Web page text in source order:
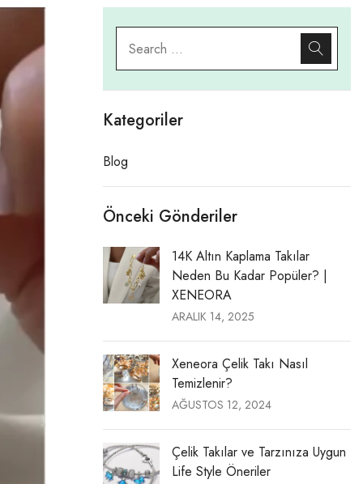
Kategoriler
Blog
Önceki Gönderiler
14K Altın Kaplama Takılar
Neden Bu Kadar Popüler? |
XENEORA
ARALIK 14, 2025
Xeneora Çelik Takı Nasıl
Temizlenir?
AĞUSTOS 12, 2024
Çelik Takılar ve Tarzınıza Uygun
Life Style Öneriler